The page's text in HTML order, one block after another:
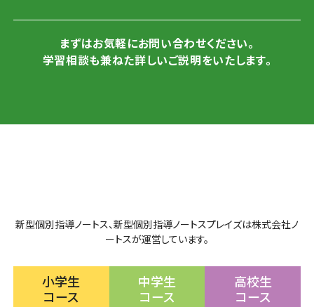
まずはお気軽にお問い合わせください。
学習相談も兼ねた詳しいご説明をいたします。
新型個別指導ノートス、新型個別指導ノートスプレイズは株式会社ノ
ートスが運営しています。
小学生
コース
中学生
コース
高校生
コース